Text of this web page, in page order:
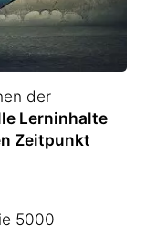
der
Lerninhalte
Zeitpunkt
5000